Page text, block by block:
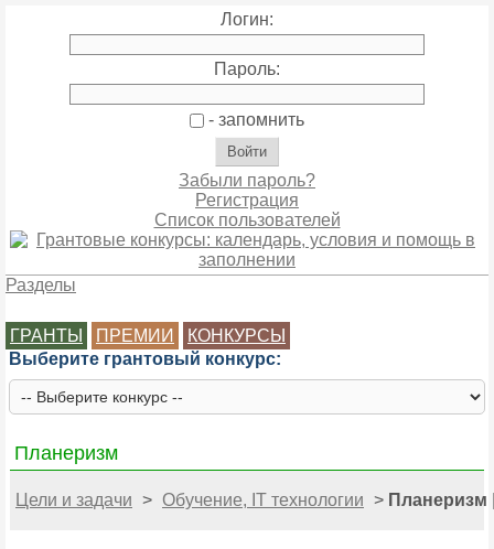
Логин:
Пароль:
- запомнить
Забыли пароль?
Регистрация
Список пользователей
Разделы
ГРАНТЫ ПРЕМИИ
КОНКУРСЫ
Выберите грантовый конкурс:
Планеризм
Цели и задачи > Обучение, IT технологии > Планеризм